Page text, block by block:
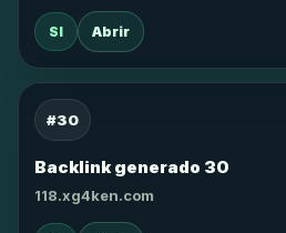
SI Abrir
#30
Backlink generado 30
118.xg4ken.com